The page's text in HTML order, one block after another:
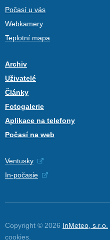
Počasí u vás
Webkamery
Teplotní mapa
Archiv
Uživatelé
Články
Fotogalerie
Aplikace na telefony
Počasí na web
Ventusky
In-počasie
Copyright © 2026 InMeteo, s.r.o.
cookies